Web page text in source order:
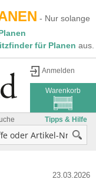
- Nur solange
für Planen aus.
Anmelden
Warenkorb
Tipps & Hilfe
23.03.2026